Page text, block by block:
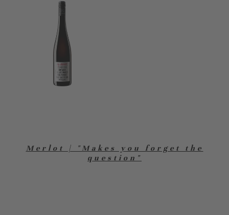
Merlot | "Makes you forget the
question"